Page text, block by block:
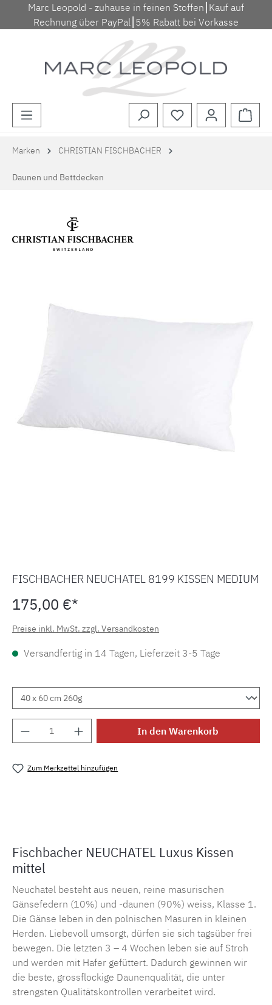
Zum Hauptinhalt springen
Marc Leopold - zuhause in feinen Stoffen⎮Kauf auf
Rechnung über PayPal⎮5% Rabatt bei Vorkasse
Marken CHRISTIAN FISCHBACHER
Daunen und Bettdecken
FISCHBACHER NEUCHATEL 8199 KISSEN MEDIUM
175,00 €*
Preise inkl. MwSt. zzgl. Versandkosten
Versandfertig in 14 Tagen, Lieferzeit 3-5 Tage
Produkt Anzahl: Gib den gewünschten
In den Warenkorb
Zum Merkzettel hinzufügen
Fischbacher NEUCHATEL Luxus Kissen
mittel
Neuchatel besteht aus neuen, reine masurischen
Gänsefedern (10%) und -daunen (90%) weiss, Klasse 1.
Die Gänse leben in den polnischen Masuren in kleinen
Herden. Liebevoll umsorgt, dürfen sie sich tagsüber frei
bewegen. Die letzten 3 – 4 Wochen leben sie auf Stroh
und werden mit Hafer gefüttert. Dadurch gewinnen wir
die beste, grossflockige Daunenqualität, die unter
strengsten Qualitätskontrollen verarbeitet wird.